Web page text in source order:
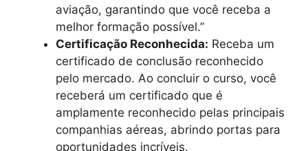
aviação, garantindo que você receba a
melhor formação possível.”
Certificação Reconhecida: Receba um
certificado de conclusão reconhecido
pelo mercado. Ao concluir o curso, você
receberá um certificado que é
amplamente reconhecido pelas principais
companhias aéreas, abrindo portas para
oportunidades incríveis.